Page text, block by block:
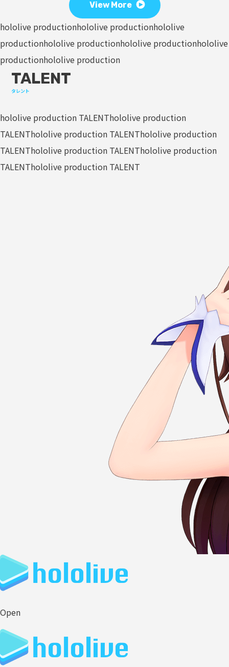
View More
hololive productionhololive productionhololive
productionhololive productionhololive productionhololive
productionhololive production
TALENT
タレント
hololive production TALENThololive production
TALENThololive production TALENThololive production
TALENThololive production TALENThololive production
TALENThololive production TALENT
Open